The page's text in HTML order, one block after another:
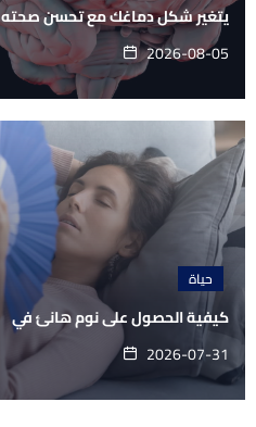
يتغير شكل دماغك مع تحسن صحته
2026-08-05
حياة
كيفية الحصول على نوم هانئ في
2026-07-31